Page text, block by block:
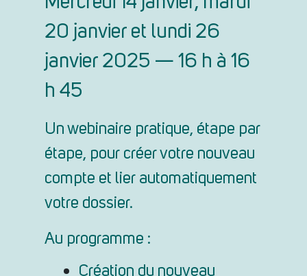
20 janvier et lundi 26
janvier 2025 — 16 h à 16
h 45
Un webinaire pratique, étape par
étape, pour créer votre nouveau
compte et lier automatiquement
votre dossier.
Au programme :
Création du nouveau